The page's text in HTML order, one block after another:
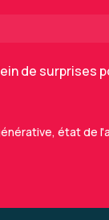
de surprises
état de